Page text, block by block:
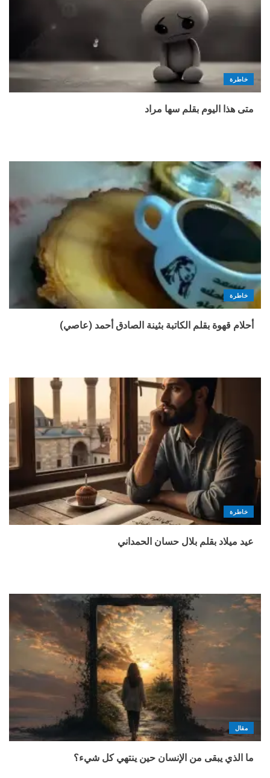
خاطرة
متى هذا اليوم بقلم سها مراد
خاطرة
أحلام قهوة بقلم الكاتبة بثينة الصادق أحمد (عاصي)
خاطرة
عيد ميلاد بقلم بلال حسان الحمداني
مقال
ما الذي يبقى من الإنسان حين ينتهي كل شيء؟